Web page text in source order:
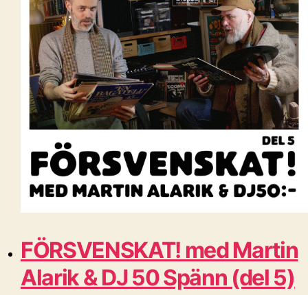
FÖRSVENSKAT! med Martin
Alarik & DJ 50 Spänn (del 5)